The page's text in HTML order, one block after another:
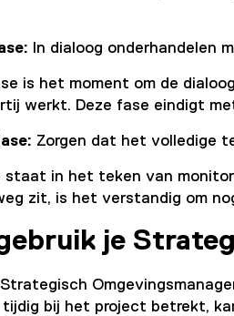
In dialoog onderhandelen
is het moment om de
werkt. Deze fase eindigt
Zorgen dat het volledige
staat in het teken van
zit, is het verstandig om
je
bij het project betrekt,